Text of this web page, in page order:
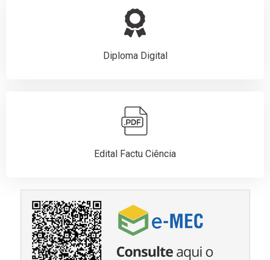
Diploma Digital
Edital Factu Ciência